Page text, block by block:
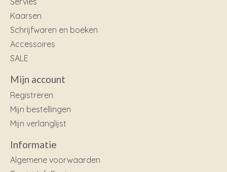
Kaarsen
Schrijfwaren en boeken
Accessoires
SALE
Mijn account
Registreren
Mijn bestellingen
Mijn verlanglijst
Informatie
Algemene voorwaarden